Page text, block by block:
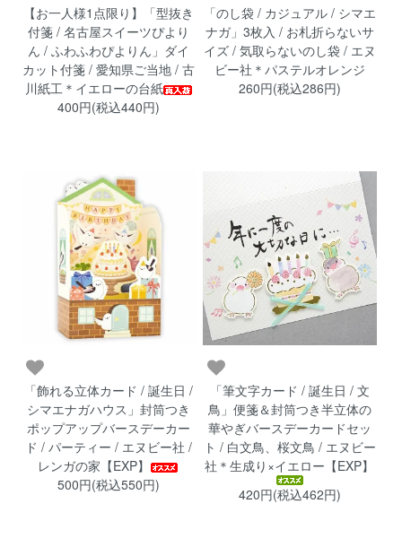
【お一人様1点限り】「型抜き
付箋 / 名古屋スイーツぴより
ん / ふわふわぴよりん」ダイ
カット付箋 / 愛知県ご当地 / 古
川紙工＊イエローの台紙
400円(税込440円)
「のし袋 / カジュアル / シマエ
ナガ」3枚入 / お札折らないサ
イズ / 気取らないのし袋 / エヌ
ビー社＊パステルオレンジ
260円(税込286円)
「飾れる立体カード / 誕生日 /
シマエナガハウス」封筒つき
ポップアップバースデーカー
ド / パーティー / エヌビー社 /
レンガの家【EXP】
500円(税込550円)
「筆文字カード / 誕生日 / 文
鳥」便箋＆封筒つき半立体の
華やぎバースデーカードセッ
ト / 白文鳥、桜文鳥 / エヌビー
社＊生成り×イエロー【EXP】
420円(税込462円)